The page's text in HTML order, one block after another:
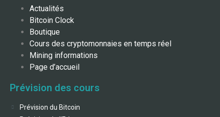
Actualités
Bitcoin Clock
Boutique
Cours des cryptomonnaies en temps réel
Mining informations
Page d’accueil
Prévision des cours
Prévision du Bitcoin